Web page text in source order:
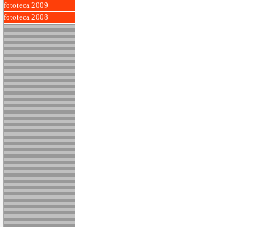
fototeca 2009
fototeca 2008